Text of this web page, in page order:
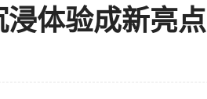
体验成新亮点